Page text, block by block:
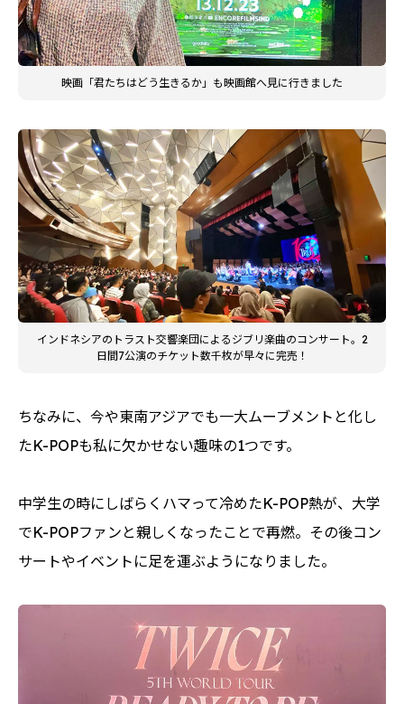
映画「君たちはどう生きるか」も映画館へ見に行きました
インドネシアのトラスト交響楽団によるジブリ楽曲のコンサート。2
日間7公演のチケット数千枚が早々に完売！
ちなみに、今や東南アジアでも一大ムーブメントと化し
たK-POPも私に欠かせない趣味の1つです。
中学生の時にしばらくハマって冷めたK-POP熱が、大学
でK-POPファンと親しくなったことで再燃。その後コン
サートやイベントに足を運ぶようになりました。